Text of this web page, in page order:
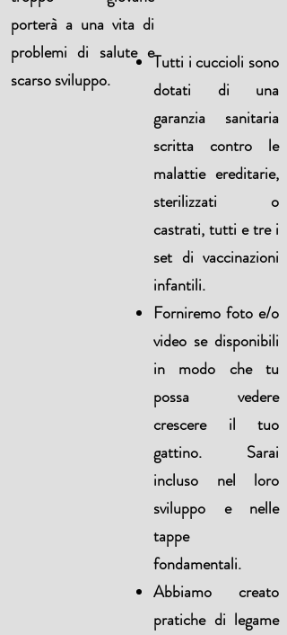
Tutti i cuccioli sono
dotati di una
garanzia sanitaria
scritta contro le
malattie ereditarie,
sterilizzati o
castrati, tutti e tre i
set di vaccinazioni
infantili.
Forniremo foto e/o
video se disponibili
in modo che tu
possa vedere
crescere il tuo
gattino. Sarai
incluso nel loro
sviluppo e nelle
tappe
fondamentali.
Abbiamo creato
pratiche di legame
porterà a una vita di
problemi di salute e
scarso sviluppo.